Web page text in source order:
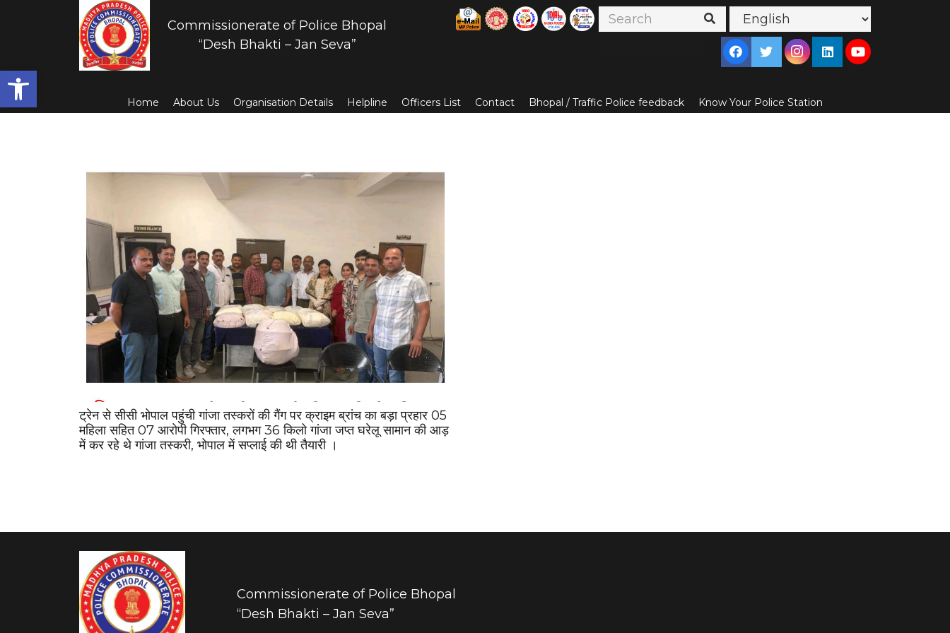
Open toolbar
Commissionerate of Police Bhopal
“Desh Bhakti – Jan Seva”
Home About Us Organisation Details Helpline Officers List Contact Bhopal / Traffic Police feedback Know Your Police Station
ट्रेन से सीसी भोपाल पहुंची गांजा तस्करों की गैंग पर क्राइम ब्रांच का बड़ा प्रहार 05
महिला सहित 07 आरोपी गिरफ्तार, लगभग 36 किलो गांजा जप्त घरेलू सामान की आड़
में कर रहे थे गांजा तस्करी, भोपाल में सप्लाई की थी तैयारी ।
Commissionerate of Police Bhopal
“Desh Bhakti – Jan Seva”